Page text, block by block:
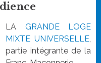
LA GRANDE LOGE
MIXTE UNIVERSELLE,
partie intégrante de la